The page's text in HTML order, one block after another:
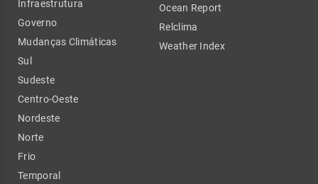
Infraestrutura
Governo
Mudanças Climáticas
Sul
Sudeste
Centro-Oeste
Nordeste
Norte
Frio
Temporal
Ocean Report
Relclima
Weather Index